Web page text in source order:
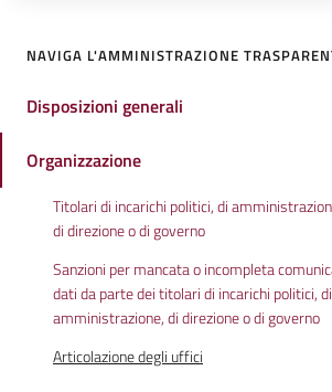
NAVIGA L'AMMINISTRAZIONE
Disposizioni generali
Organizzazione
Titolari di incarichi politici, di
di direzione o di governo
Sanzioni per mancata o incompleta
dati da parte dei titolari di incarichi politici, di
amministrazione, di direzione o di governo
Articolazione degli uffici